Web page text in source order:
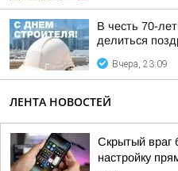
В честь 70-
делиться
Вчера, 23:09
ЛЕНТА НОВОСТЕЙ
Скрытый враг
настройку